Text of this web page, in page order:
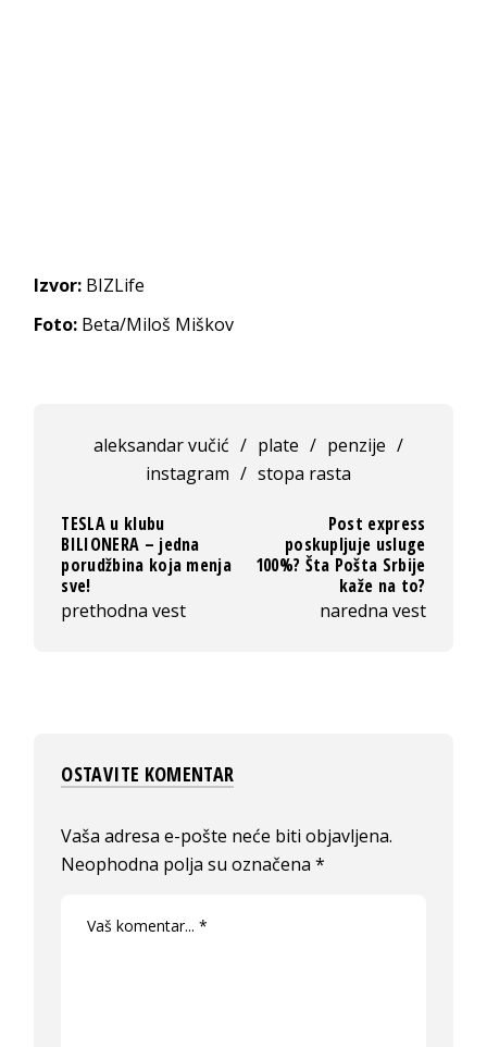
Izvor: BIZLife
Foto: Beta/Miloš Miškov
aleksandar vučić / plate / penzije /
instagram / stopa rasta
TESLA u klubu
BILIONERA – jedna
porudžbina koja menja
sve!
prethodna vest
Post express
poskupljuje usluge
100%? Šta Pošta Srbije
kaže na to?
naredna vest
OSTAVITE KOMENTAR
Vaša adresa e-pošte neće biti objavljena.
Neophodna polja su označena*